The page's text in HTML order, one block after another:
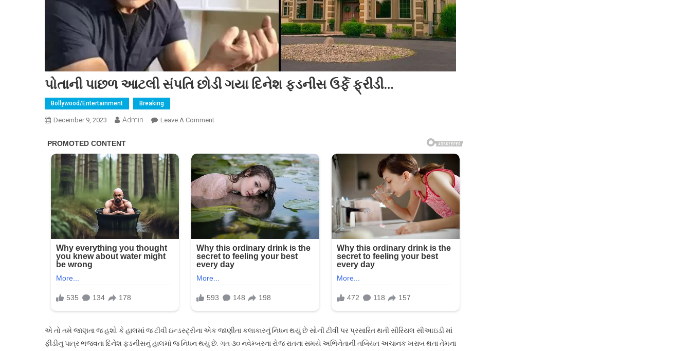
પોતાની પાછળ આટલી સંપતિ છોડી ગયા દિનેશ ફડનીસ ઉર્ફે ફ્રીડી…
Bollywood/Entertainment Breaking
December 9, 2023 Admin Leave A CommentOn
આટલી
સંપતિ
છોડી
ગયા
દિનેશ
ફડનીસ
ઉર્ફે
ફ્રીડી…
એ તો તમે જાણતા જ હશો કે હાલમાં જ ટીવી ઇન્ડસ્ટ્રીના એક જાણીતા કલાકારનું નિધન થયું છે સોની ટીવી પર પ્રસારિત થતી સીરિયલ સીઆઇડી માં
ફીડીનુ પાત્ર ભજવતા દિનેશ ફડનીસનું હાલમાં જ નિધન થયું છે. ગત ૩૦ નવેમ્બરના રોજ રાતના સમયે અભિનેતાની તબિયત અચાનક ખરાબ થતા તેમના